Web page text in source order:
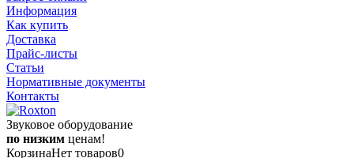
Информация
Как купить
Доставка
Прайс-листы
Статьи
Нормативные документы
Контакты
Звуковое оборудование
по низким ценам!
КорзинаНет товаров0